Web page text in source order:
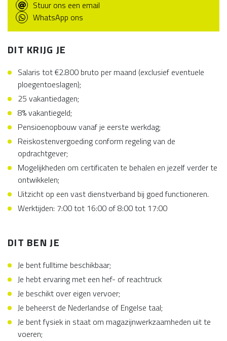
Stuur ons een email
WhatsApp ons
DIT KRIJG JE
Salaris tot €2.800 bruto per maand (exclusief eventuele
ploegentoeslagen);
25 vakantiedagen;
8% vakantiegeld;
Pensioenopbouw vanaf je eerste werkdag;
Reiskostenvergoeding conform regeling van de
opdrachtgever;
Mogelijkheden om certificaten te behalen en jezelf verder te
ontwikkelen;
Uitzicht op een vast dienstverband bij goed functioneren.
Werktijden: 7:00 tot 16:00 of 8:00 tot 17:00
DIT BEN JE
Je bent fulltime beschikbaar;
Je hebt ervaring met een hef- of reachtruck
Je beschikt over eigen vervoer;
Je beheerst de Nederlandse of Engelse taal;
Je bent fysiek in staat om magazijnwerkzaamheden uit te
voeren;